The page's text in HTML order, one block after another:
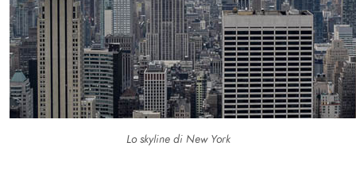
Lo skyline di New York